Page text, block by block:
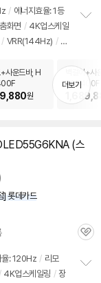
/ 에너지효율: 1등
화면 / 4K업스케일
/ VRR(144Hz) / H
치
기
사운드바, H
원
벽걸이+사
W-B400F
더보기
(스
롯데카드
관
율: 120Hz / 리모
/ 4K업스케일링 / 장